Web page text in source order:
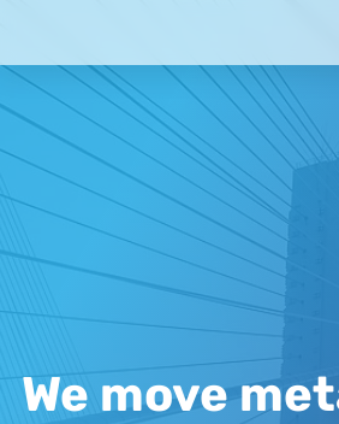
We move